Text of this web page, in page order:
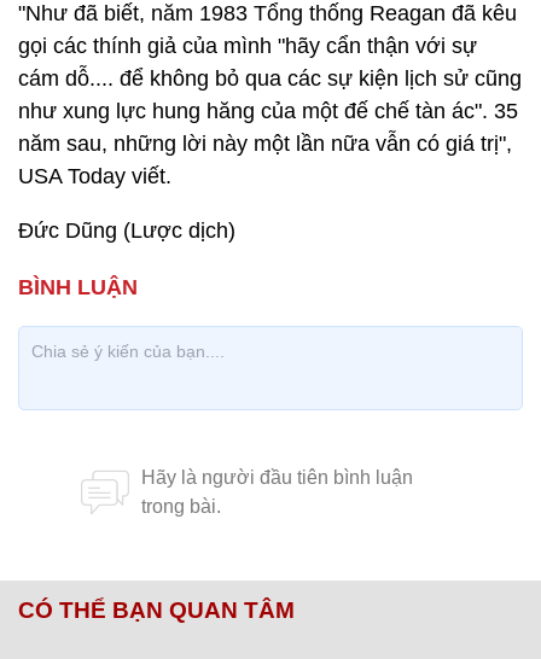
"Như đã biết, năm 1983 Tổng thống Reagan đã kêu
gọi các thính giả của mình "hãy cẩn thận với sự
cám dỗ.... để không bỏ qua các sự kiện lịch sử cũng
như xung lực hung hăng của một đế chế tàn ác". 35
năm sau, những lời này một lần nữa vẫn có giá trị",
USA Today viết.
Đức Dũng (Lược dịch)
CÓ THỂ BẠN QUAN TÂM